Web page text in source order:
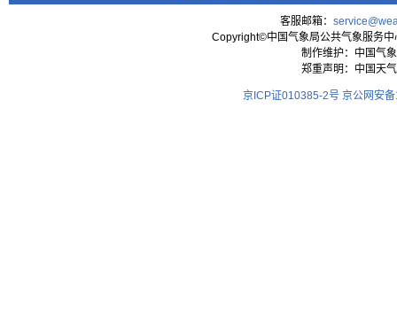
客服邮箱：
Copyright©中国气象局公共气象服务
制作维护：中国气
郑重声明：中国天
京ICP证010385-2号 京公网安